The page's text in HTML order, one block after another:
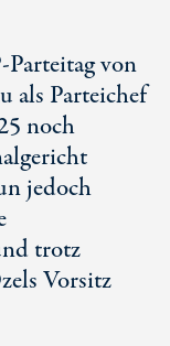
von
als Parteichef
noch
jedoch
trotz
Vorsitz